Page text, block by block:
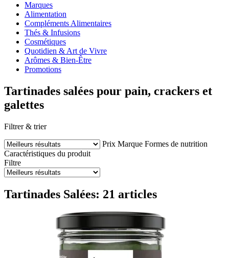
Marques
Alimentation
Compléments Alimentaires
Thés & Infusions
Cosmétiques
Quotidien & Art de Vivre
Arômes & Bien-Être
Promotions
Tartinades salées pour pain, crackers et
galettes
Filtrer & trier
Prix Marque Formes de nutrition
Caractéristiques du produit
Filtre
Tartinades Salées: 21 articles